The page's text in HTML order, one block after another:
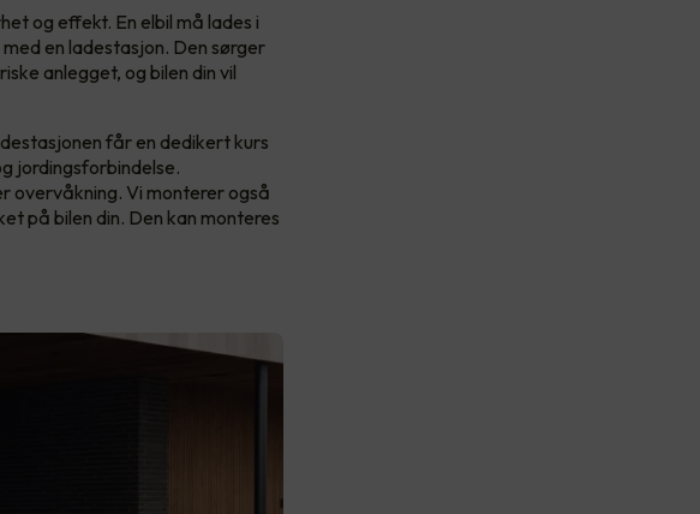
og effekt. En elbil må lades i
en ladestasjon. Den sørger
anlegget, og bilen din vil
får en dedikert kurs
jordingsforbindelse.
overvåkning. Vi monterer også
på bilen din. Den kan monteres